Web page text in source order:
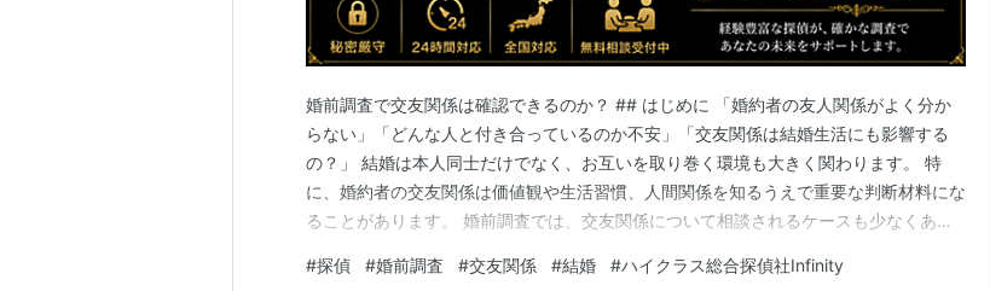
婚前調査で交友関係は確認できるのか？ ## はじめに 「婚約者の友人関係がよく分か
らない」「どんな人と付き合っているのか不安」「交友関係は結婚生活にも影響する
の？」 結婚は本人同士だけでなく、お互いを取り巻く環境も大きく関わります。 特
に、婚約者の交友関係は価値観や生活習慣、人間関係を知るうえで重要な判断材料にな
ることがあります。 婚前調査では、交友関係について相談されるケースも少なくあり
ついて詳しく解説します。 ## 婚前調査で交友関係は確認できるのか？ 結論から言う
#探偵 #婚前調査 #交友関係 #結婚 #ハイクラス総合探偵社Infinity